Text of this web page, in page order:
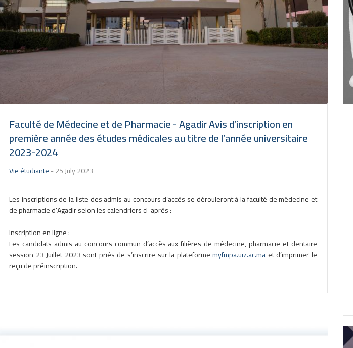
Faculté de Médecine et de Pharmacie - Agadir Avis d’inscription en
première année des études médicales au titre de l’année universitaire
2023-2024
Vie étudiante-25 July 2023
Les inscriptions de la liste des admis au concours d’accès se dérouleront à la faculté de médecine et
de pharmacie d’Agadir selon les calendriers ci-après :
Inscription en ligne :
Les candidats admis au concours commun d’accès aux filières de médecine, pharmacie et dentaire
session 23 Juillet 2023 sont priés de s’inscrire sur la plateformemyfmpa.uiz.ac.maet d’imprimer le
reçu de préinscription.